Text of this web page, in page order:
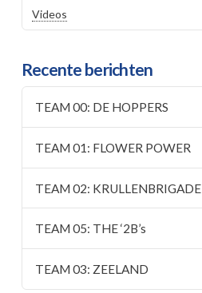
Videos
Recente berichten
TEAM 00: DE HOPPERS
TEAM 01: FLOWER POWER
TEAM 02: KRULLENBRIGADE
TEAM 05: THE ‘2B’s
TEAM 03: ZEELAND